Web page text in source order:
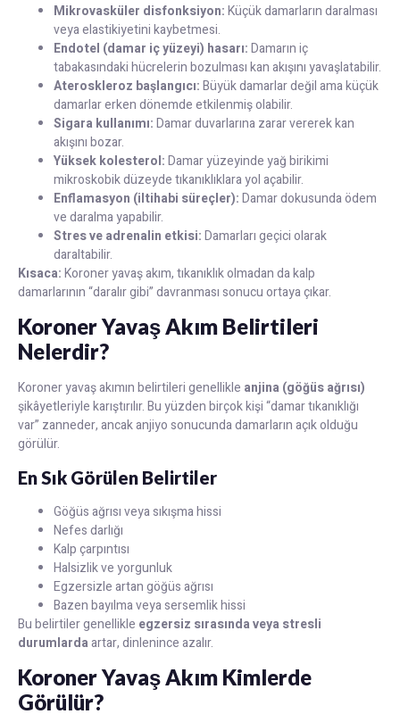
Mikrovasküler disfonksiyon:Küçük damarların daralması
veya elastikiyetini kaybetmesi.
Endotel (damar iç yüzeyi) hasarı:Damarın iç
tabakasındaki hücrelerin bozulması kan akışını yavaşlatabilir.
Ateroskleroz başlangıcı:Büyük damarlar değil ama küçük
damarlar erken dönemde etkilenmiş olabilir.
Sigara kullanımı:Damar duvarlarına zarar vererek kan
akışını bozar.
Yüksek kolesterol:Damar yüzeyinde yağ birikimi
mikroskobik düzeyde tıkanıklıklara yol açabilir.
Enflamasyon (iltihabi süreçler):Damar dokusunda ödem
ve daralma yapabilir.
Stres ve adrenalin etkisi:Damarları geçici olarak
daraltabilir.
Kısaca:Koroner yavaş akım, tıkanıklık olmadan da kalp
damarlarının “daralır gibi” davranması sonucu ortaya çıkar.
Koroner Yavaş Akım Belirtileri
Nelerdir?
Koroner yavaş akımın belirtileri genellikle anjina (göğüs ağrısı)
şikâyetleriyle karıştırılır. Bu yüzden birçok kişi “damar tıkanıklığı
var” zanneder, ancak anjiyo sonucunda damarların açık olduğu
görülür.
En Sık Görülen Belirtiler
Göğüs ağrısı veya sıkışma hissi
Nefes darlığı
Kalp çarpıntısı
Halsizlik ve yorgunluk
Egzersizle artan göğüs ağrısı
Bazen bayılma veya sersemlik hissi
Bu belirtiler genellikle egzersiz sırasında veya stresli
durumlardaartar, dinlenince azalır.
Koroner Yavaş Akım Kimlerde
Görülür?